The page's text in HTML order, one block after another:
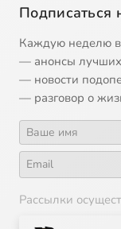
Подписаться
Каждую неделю
— анонсы
— новости
— разговор о
Рассылки